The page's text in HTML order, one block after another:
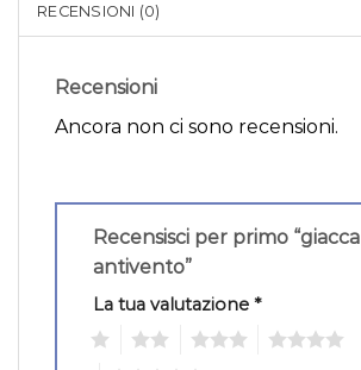
RECENSIONI (0)
Recensioni
Ancora non ci sono recensioni.
Recensisci per primo “giacca
antivento”
La tua valutazione *